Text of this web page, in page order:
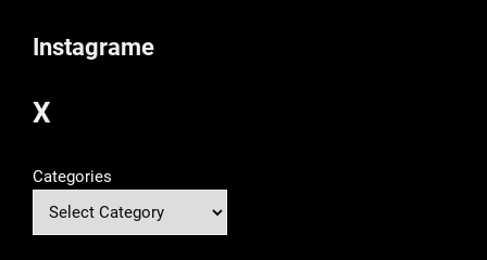
Instagrame
X
Categories